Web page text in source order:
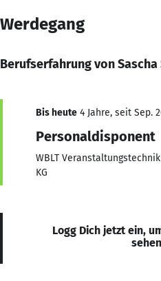
Werdegang
Berufserfahrung von Sascha
Bis heute 4 Jahre, seit Sep.
Personaldisponent
WBLT
KG
Logg Dich jetzt ein,